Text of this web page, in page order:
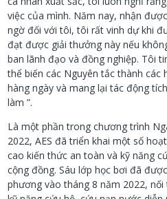
việc của mình. Năm nay, nhận
ngờ đối với tôi, tôi rất vinh dự khi
đạt được giải thưởng này nếu
ban lãnh đạo và đồng nghiệp. Tôi
thể biến các Nguyên tắc thành các
hàng ngày và mang lại tác động
làm ”.
Là một phần trong chương trình
2022, AES đã triển khai một số
cao kiến ​​thức an toàn và kỹ năng
cộng đồng. Sáu lớp học bơi đã
phương vào tháng 8 năm 2022,